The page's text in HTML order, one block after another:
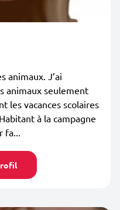
animaux. J’ai
animaux seulement
les vacances scolaires
à la campagne
fa...